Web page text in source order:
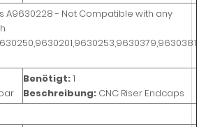
A9630228 - Not Compatible with any
Benötigt:1
Beschreibung: CNC Riser Endcaps